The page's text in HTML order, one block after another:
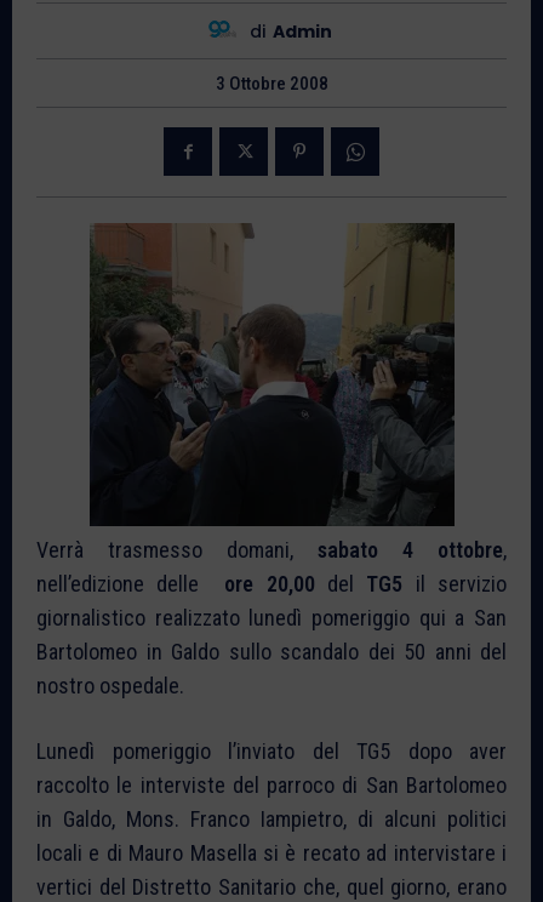
di Admin
3 Ottobre 2008
Verrà trasmesso domani, sabato 4 ottobre,
nell’edizione delle ore 20,00 del TG5 il servizio
giornalistico realizzato lunedì pomeriggio qui a San
Bartolomeo in Galdo sullo scandalo dei 50 anni del
nostro ospedale.
Lunedì pomeriggio l’inviato del TG5 dopo aver
raccolto le interviste del parroco di San Bartolomeo
in Galdo, Mons. Franco Iampietro, di alcuni politici
locali e di Mauro Masella si è recato ad intervistare i
vertici del Distretto Sanitario che, quel giorno, erano